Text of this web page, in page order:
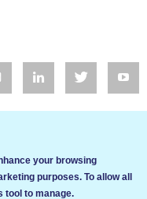
your browsing
purposes. To allow all
tool to manage.
услугите си. Ако